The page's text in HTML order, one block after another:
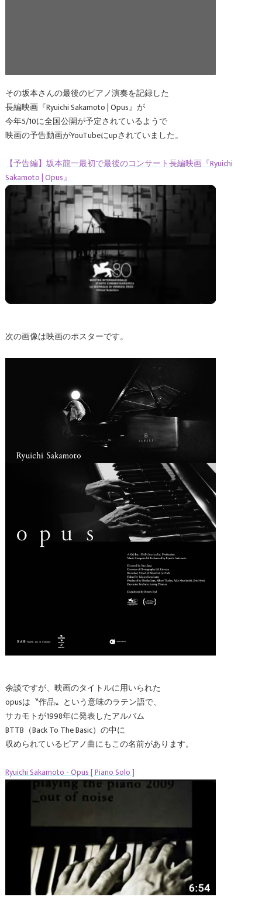
その坂本さんの最後のピアノ演奏を記録した
長編映画『Ryuichi Sakamoto | Opus』が
今年5/10に全国公開が予定されているようで
映画の予告動画がYouTubeにupされていました。
【予告編】坂本龍一最初で最後のコンサート長編映画『Ryuichi
Sakamoto | Opus』
次の画像は映画のポスターです。
余談ですが、映画のタイトルに用いられた
opusは〝作品〟という意味のラテン語で、
サカモトが1998年に発表したアルバム
BTTB（Back To The Basic）の中に
収められているピアノ曲にもこの名前があります。
Ryuichi Sakamoto - Opus [ Piano Solo ]